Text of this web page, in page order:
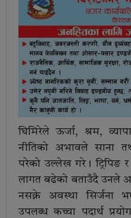
घिमिरेले ऊर्जा, श्रम,
नीतिको अभावले साना
परेको उल्लेख गरे। ट्रिपिङ
लागत बढेको बताउँदै उनले
नसक्ने अवस्था सिर्जना
उपलब्ध कच्चा पदार्थ